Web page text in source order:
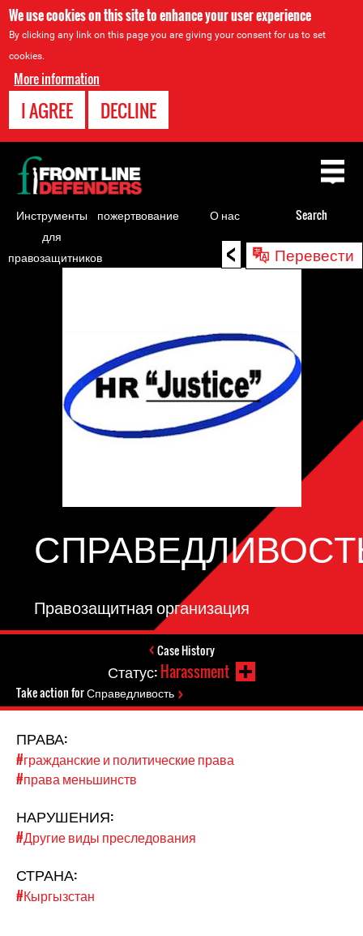
We use cookies on this site to enhance your user experience
By clicking any link on this page you are giving your consent for us to set
cookies.
More information
I AGREE DECLINE
< Перевести
to
Правозащитная организация
Case History
Статус:Harassment
Take action for Справедливость
ПРАВА:
#гражданские и политические права
#права меньшинств
НАРУШЕНИЯ:
#Другие виды преследования
СТРАНА:
#Кыргызстан
Back
to
top
Инструменты
для
правозащитников
пожертвование О нас Search